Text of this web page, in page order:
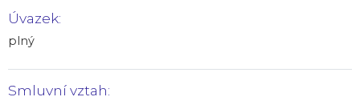
Úvazek:
plný
Smluvní vztah: